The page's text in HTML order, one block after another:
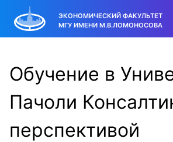
ЭКОНОМИЧЕСКИЙ ФАКУЛЬТЕТ
МГУ ИМЕНИ М.В.ЛОМОНОСОВА
Обучение в
Пачоли
перспективой